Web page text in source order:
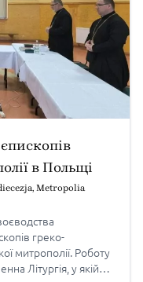
в Польщі
, Metropolia
греко-
митрополії. Роботу
Літургія, у якій